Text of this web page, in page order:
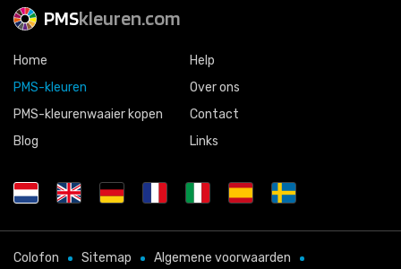
PMSkleuren.com
Home
PMS-kleuren
PMS-kleurenwaaier kopen
Blog
Help
Over ons
Contact
Links
Colofon Sitemap Algemene voorwaarden